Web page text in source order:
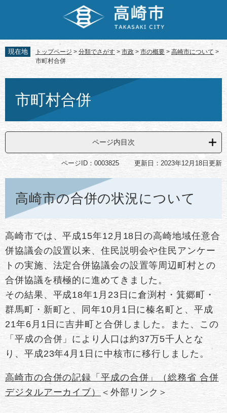
先
頭
す。
を
飛
し
へ
現在地 トップページ > 分類でさがす > 市政 > 市の概要 > 高崎市について >
市町村合併
市町村合併
ページ内目次
ページID：0003825 更新日：2023年12月18日更新
高崎市の合併の状況について
高崎市では、平成15年12月18日の高崎地域任意合
併協議会の設置以来、住民説明会や住民アンケー
トの実施、法定合併協議会の設置等周辺町村との
合併協議を積極的に進めてきました。
その結果、平成18年1月23日に倉渕村・箕郷町・
群馬町・新町と、同年10月1日に榛名町と、平成
21年6月1日に吉井町と合併しました。また、この
「平成の合併」により人口は約37万5千人とな
り、平成23年4月1日に中核市に移行しました。
高崎市の合併の記録「平成の合併」（総務省 合併
デジタルアーカイブ）
＜外部リンク＞